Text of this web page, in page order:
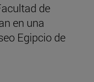
de
en una
Egipcio de